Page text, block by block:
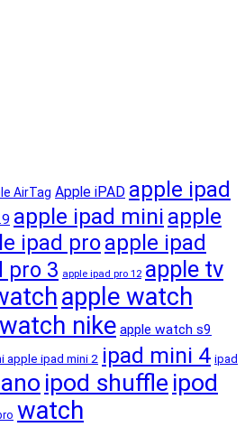
AirTag Apple iPAD apple ipad
apple ipad mini apple
ipad proapple ipad
pro 3 apple ipad pro 12 apple tv
apple watch
nike apple watch s9
apple ipad mini 2 ipad mini 4 ipad
ipod shuffle ipod
watch